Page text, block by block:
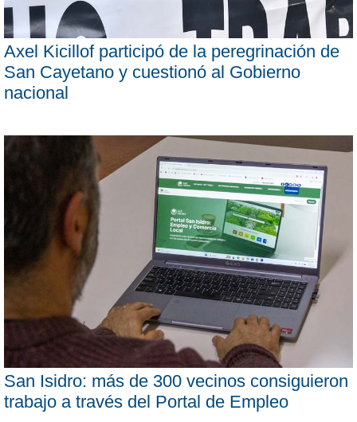
Axel Kicillof participó de la peregrinación de
San Cayetano y cuestionó al Gobierno
nacional
San Isidro: más de 300 vecinos consiguieron
trabajo a través del Portal de Empleo